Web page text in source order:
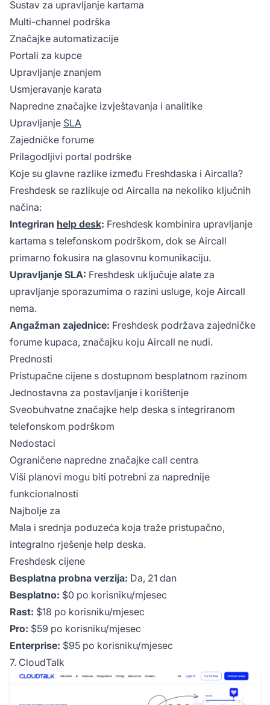
Sustav za upravljanje kartama
Multi-channel podrška
Značajke automatizacije
Portali za kupce
Upravljanje znanjem
Usmjeravanje karata
Napredne značajke izvještavanja i analitike
Upravljanje SLA
Zajedničke forume
Prilagodljivi portal podrške
Koje su glavne razlike između Freshdaska i Aircalla?
Freshdesk se razlikuje od Aircalla na nekoliko ključnih
načina:
Integriran help desk: Freshdesk kombinira upravljanje
kartama s telefonskom podrškom, dok se Aircall
primarno fokusira na glasovnu komunikaciju.
Upravljanje SLA: Freshdesk uključuje alate za
upravljanje sporazumima o razini usluge, koje Aircall
nema.
Angažman zajednice: Freshdesk podržava zajedničke
forume kupaca, značajku koju Aircall ne nudi.
Prednosti
Pristupačne cijene s dostupnom besplatnom razinom
Jednostavna za postavljanje i korištenje
Sveobuhvatne značajke help deska s integriranom
telefonskom podrškom
Nedostaci
Ograničene napredne značajke call centra
Viši planovi mogu biti potrebni za naprednije
funkcionalnosti
Najbolje za
Mala i srednja poduzeća koja traže pristupačno,
integralno rješenje help deska.
Freshdesk cijene
Besplatna probna verzija: Da, 21 dan
Besplatno: $0 po korisniku/mjesec
Rast: $18 po korisniku/mjesec
Pro: $59 po korisniku/mjesec
Enterprise: $95 po korisniku/mjesec
7. CloudTalk